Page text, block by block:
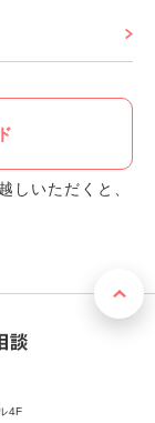
しいただくと、
4F